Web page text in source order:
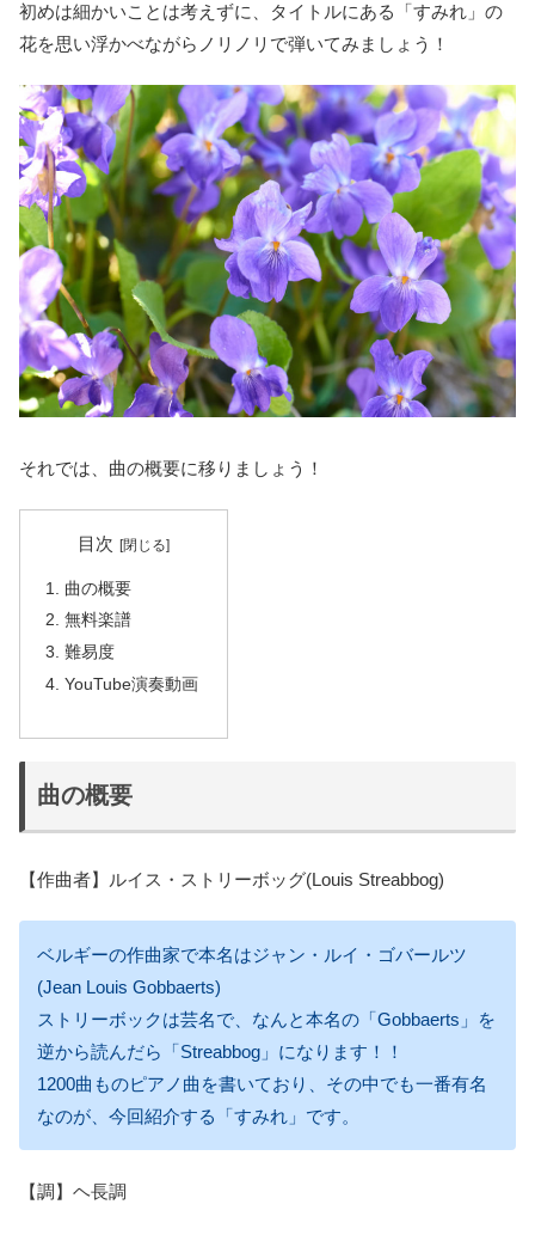
初めは細かいことは考えずに、タイトルにある「すみれ」の
花を思い浮かべながらノリノリで弾いてみましょう！
それでは、曲の概要に移りましょう！
目次
曲の概要
無料楽譜
難易度
YouTube演奏動画
曲の概要
【作曲者】ルイス・ストリーボッグ(Louis Streabbog)
ベルギーの作曲家で本名はジャン・ルイ・ゴバールツ
(Jean Louis Gobbaerts)
ストリーボックは芸名で、なんと本名の「Gobbaerts」を
逆から読んだら「Streabbog」になります！！
1200曲ものピアノ曲を書いており、その中でも一番有名
なのが、今回紹介する「すみれ」です。
【調】ヘ長調